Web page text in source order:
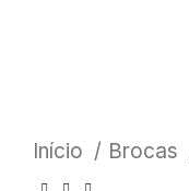
Início Brocas